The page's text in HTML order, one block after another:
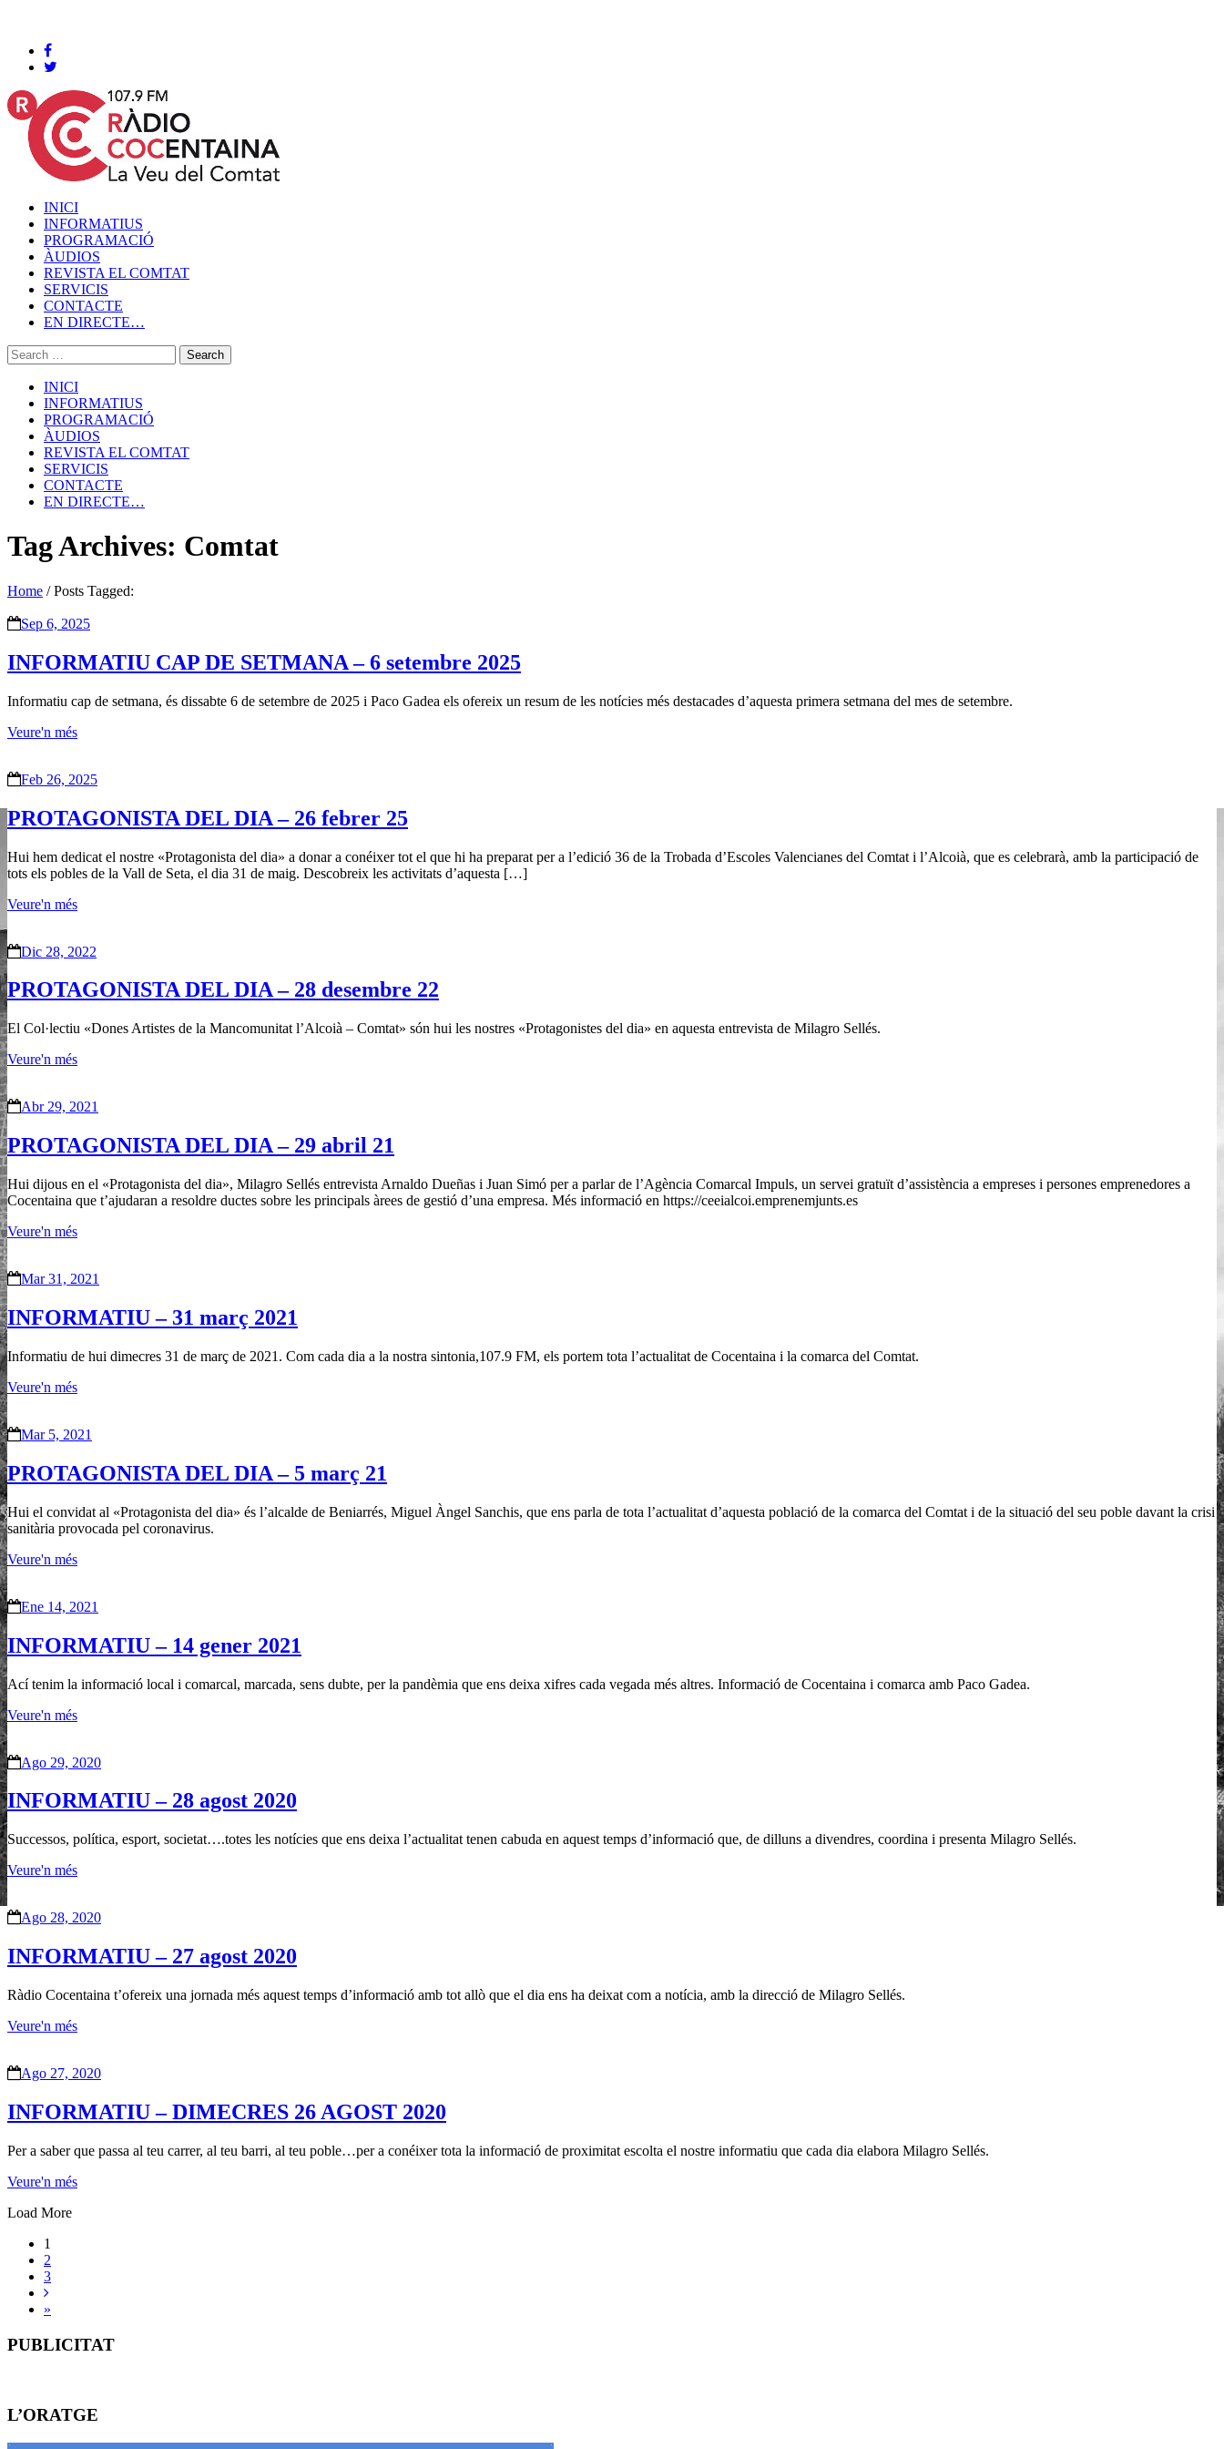
INICI
INFORMATIUS
PROGRAMACIÓ
ÀUDIOS
REVISTA EL COMTAT
SERVICIS
CONTACTE
EN DIRECTE…
INICI
INFORMATIUS
PROGRAMACIÓ
ÀUDIOS
REVISTA EL COMTAT
SERVICIS
CONTACTE
EN DIRECTE…
Tag Archives: Comtat
Home /Posts Tagged:
Sep 6, 2025
INFORMATIU CAP DE SETMANA – 6 setembre 2025
Informatiu cap de setmana, és dissabte 6 de setembre de 2025 i Paco Gadea els ofereix un resum de les notícies més destacades d’aquesta primera setmana del mes de setembre.
Veure'n més
Feb 26, 2025
PROTAGONISTA DEL DIA – 26 febrer 25
Hui hem dedicat el nostre «Protagonista del dia» a donar a conéixer tot el que hi ha preparat per a l’edició 36 de la Trobada d’Escoles Valencianes del Comtat i l’Alcoià, que es celebrarà, amb la participació de
tots els pobles de la Vall de Seta, el dia 31 de maig. Descobreix les activitats d’aquesta […]
Veure'n més
Dic 28, 2022
PROTAGONISTA DEL DIA – 28 desembre 22
El Col·lectiu «Dones Artistes de la Mancomunitat l’Alcoià – Comtat» són hui les nostres «Protagonistes del dia» en aquesta entrevista de Milagro Sellés.
Veure'n més
Abr 29, 2021
PROTAGONISTA DEL DIA – 29 abril 21
Hui dijous en el «Protagonista del dia», Milagro Sellés entrevista Arnaldo Dueñas i Juan Simó per a parlar de l’Agència Comarcal Impuls, un servei gratuït d’assistència a empreses i persones emprenedores a
Cocentaina que t’ajudaran a resoldre ductes sobre les principals àrees de gestió d’una empresa. Més informació en https://ceeialcoi.emprenemjunts.es
Veure'n més
Mar 31, 2021
INFORMATIU – 31 març 2021
Informatiu de hui dimecres 31 de març de 2021. Com cada dia a la nostra sintonia,107.9 FM, els portem tota l’actualitat de Cocentaina i la comarca del Comtat.
Veure'n més
Mar 5, 2021
PROTAGONISTA DEL DIA – 5 març 21
Hui el convidat al «Protagonista del dia» és l’alcalde de Beniarrés, Miguel Àngel Sanchis, que ens parla de tota l’actualitat d’aquesta població de la comarca del Comtat i de la situació del seu poble davant la crisi
sanitària provocada pel coronavirus.
Veure'n més
Ene 14, 2021
INFORMATIU – 14 gener 2021
Ací tenim la informació local i comarcal, marcada, sens dubte, per la pandèmia que ens deixa xifres cada vegada més altres. Informació de Cocentaina i comarca amb Paco Gadea.
Veure'n més
Ago 29, 2020
INFORMATIU – 28 agost 2020
Successos, política, esport, societat….totes les notícies que ens deixa l’actualitat tenen cabuda en aquest temps d’informació que, de dilluns a divendres, coordina i presenta Milagro Sellés.
Veure'n més
Ago 28, 2020
INFORMATIU – 27 agost 2020
Ràdio Cocentaina t’ofereix una jornada més aquest temps d’informació amb tot allò que el dia ens ha deixat com a notícia, amb la direcció de Milagro Sellés.
Veure'n més
Ago 27, 2020
INFORMATIU – DIMECRES 26 AGOST 2020
Per a saber que passa al teu carrer, al teu barri, al teu poble…per a conéixer tota la informació de proximitat escolta el nostre informatiu que cada dia elabora Milagro Sellés.
Veure'n més
Load More
1
2
3
»
PUBLICITAT
L’ORATGE